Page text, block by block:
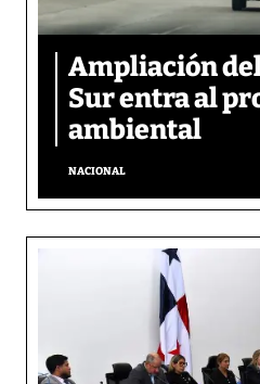
Ampliación
Sur entra al
ambiental
NACIONAL